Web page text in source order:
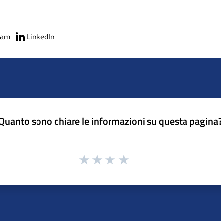
LinkedIn
sono chiare le informazioni su questa